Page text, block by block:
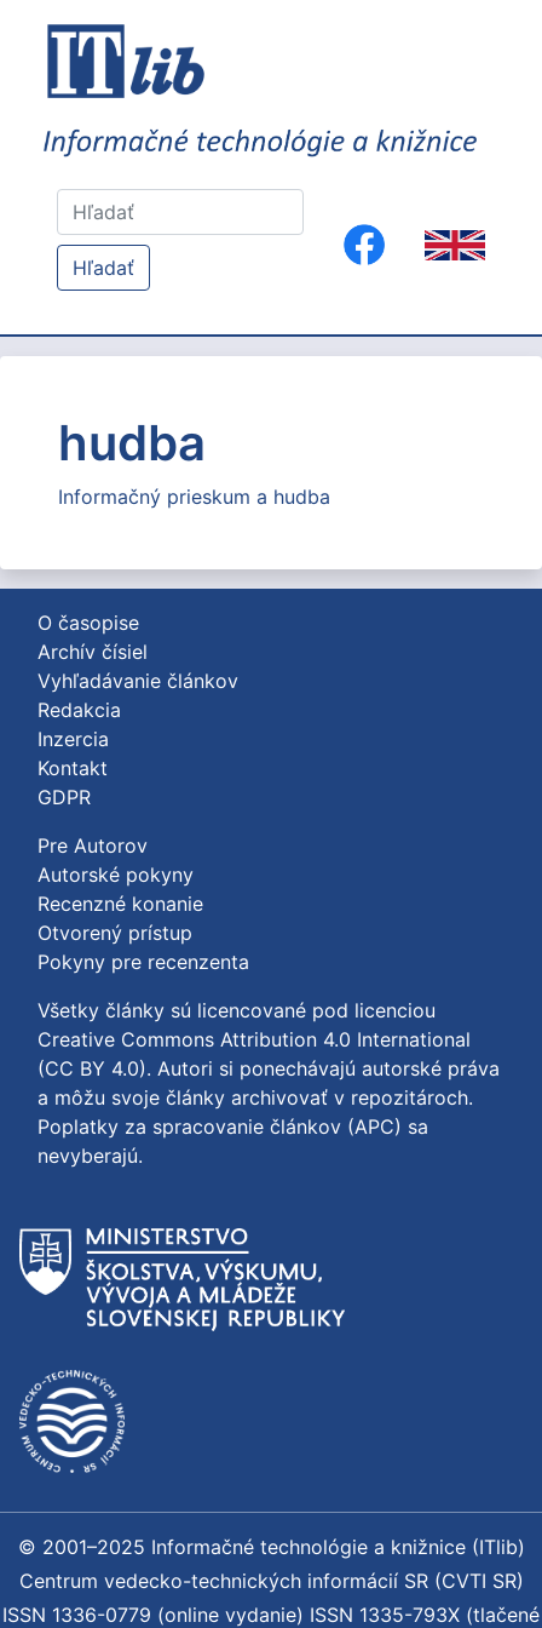
Hľadať
hudba
Informačný prieskum a hudba
O časopise
Archív čísiel
Vyhľadávanie článkov
Redakcia
Inzercia
Kontakt
GDPR
Pre Autorov
Autorské pokyny
Recenzné konanie
Otvorený prístup
Pokyny pre recenzenta
Všetky články sú licencované pod licenciou
Creative Commons Attribution 4.0 International
(CC BY 4.0). Autori si ponechávajú autorské práva
a môžu svoje články archivovať v repozitároch.
Poplatky za spracovanie článkov (APC) sa
nevyberajú.
© 2001–2025 Informačné technológie a knižnice (ITlib)
Centrum vedecko-technických informácií SR (CVTI SR)
ISSN 1336-0779 (online vydanie) ISSN 1335-793X (tlačené